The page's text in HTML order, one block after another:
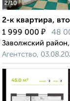
2/10
2-к квартира,
1 999 000 ₽ 48
Заволжский
Агентство,